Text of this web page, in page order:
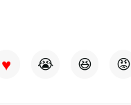
♥ 😭 😆 😡